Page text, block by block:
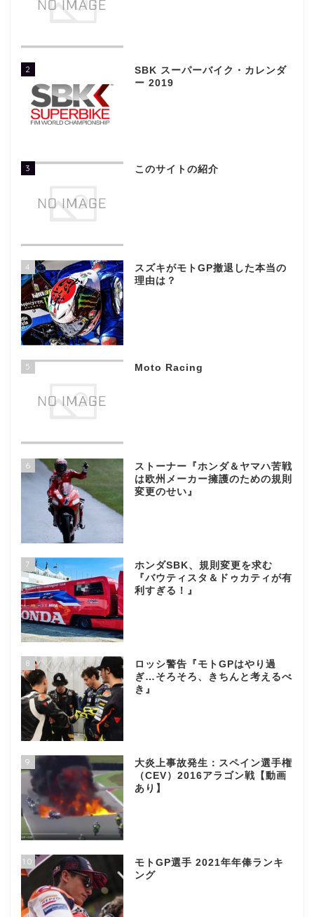
2
SBK スーパーバイク・カレンダ
ー 2019
3 このサイトの紹介
4
スズキがモトGP撤退した本当の
理由は？
5 Moto Racing
6
ストーナー『ホンダ＆ヤマハ苦戦
は欧州メーカー擁護のための規則
変更のせい』
7
ホンダSBK、規則変更を求む
『バウティスタ＆ドゥカティが有
利すぎる！』
8
ロッシ警告『モトGPはやり過
ぎ…そろそろ、きちんと考えるべ
き』
9
大炎上事故発生：スペイン選手権
（CEV）2016アラゴン戦【動画
あり】
10
モトGP選手 2021年年俸ランキ
ング